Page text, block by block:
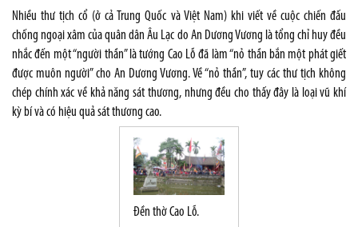
Nhiều thư tịch cổ (ở cả Trung Quốc và Việt Nam) khi viết về cuộc chiến đấu
chống ngoại xâm của quân dân Âu Lạc do An Dương Vương là tổng chỉ huy đều
nhắc đến một “người thần” là tướng Cao Lỗ đã làm “nỏ thần bắn một phát giết
được muôn người” cho An Dương Vương. Về “nỏ thần”, tuy các thư tịch không
chép chính xác về khả năng sát thương, nhưng đều cho thấy đây là loại vũ khí
kỳ bí và có hiệu quả sát thương cao.
Đền thờ Cao Lỗ.